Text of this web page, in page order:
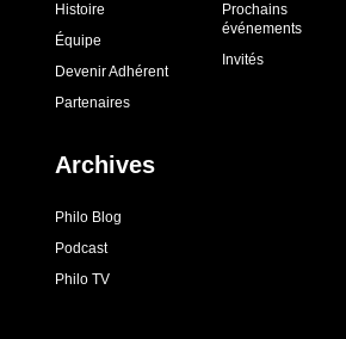
Histoire
Équipe
Devenir Adhérent
Partenaires
Prochains
événements
Invités
Archives
Philo Blog
Podcast
Philo TV